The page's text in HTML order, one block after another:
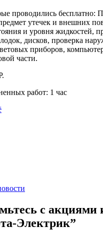
проводились бесплатно:
утечек и внешних
и уровня жидкостей,
дисков, проверка
приборов,
части.
работ: 1 час
с акциями
Электрик”